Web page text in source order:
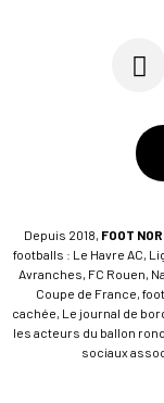
Depuis 2018, FOOT
footballs : Le Havre AC,
Avranches, FC Rouen,
Coupe de France,
cachée, Le journal de
les acteurs du ballon
sociaux